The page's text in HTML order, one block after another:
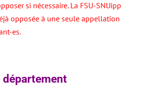
si nécessaire. La FSU-SNUipp
opposée à une seule appellation
es.
département